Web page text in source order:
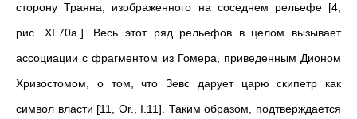
сторону Траяна, изображенного на соседнем рельефе [4,
рис. XI.70a.]. Весь этот ряд рельефов в целом вызывает
ассоциации с фрагментом из Гомера, приведенным Дионом
Хризостомом, о том, что Зевс дарует царю скипетр как
символ власти [11, Or., I.11]. Таким образом, подтверждается